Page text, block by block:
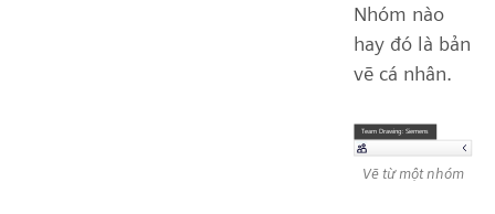
Nhóm nào
hay đó là bản
vẽ cá nhân.
Vẽ từ một nhóm